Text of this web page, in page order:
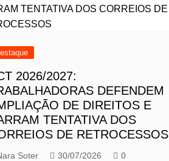
2026/2027:
DEFENDEM
DE DIREITOS E
TENTATIVA DOS
DE RETROCESSOS
Soter 30/07/2026 0